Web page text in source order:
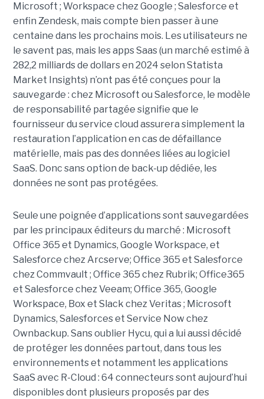
Microsoft ; Workspace chez Google ; Salesforce et
enfin Zendesk, mais compte bien passer à une
centaine dans les prochains mois. Les utilisateurs ne
le savent pas, mais les apps Saas (un marché estimé à
282,2 milliards de dollars en 2024 selon Statista
Market Insights) n’ont pas été conçues pour la
sauvegarde : chez Microsoft ou Salesforce, le modèle
de responsabilité partagée signifie que le
fournisseur du service cloud assurera simplement la
restauration l’application en cas de défaillance
matérielle, mais pas des données liées au logiciel
SaaS. Donc sans option de back-up dédiée, les
données ne sont pas protégées.
Seule une poignée d’applications sont sauvegardées
par les principaux éditeurs du marché : Microsoft
Office 365 et Dynamics, Google Workspace, et
Salesforce chez Arcserve; Office 365 et Salesforce
chez Commvault ; Office 365 chez Rubrik; Office365
et Salesforce chez Veeam; Office 365, Google
Workspace, Box et Slack chez Veritas ; Microsoft
Dynamics, Salesforces et Service Now chez
Ownbackup. Sans oublier Hycu, qui a lui aussi décidé
de protéger les données partout, dans tous les
environnements et notamment les applications
SaaS avec R-Cloud : 64 connecteurs sont aujourd’hui
disponibles dont plusieurs proposés par des